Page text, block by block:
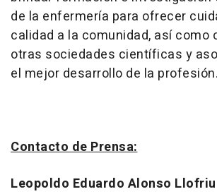
de la enfermería para ofrecer
calidad a la comunidad, así como
otras sociedades científicas y
el mejor desarrollo de la profesión.
Contacto de Prensa:
Leopoldo Eduardo Alonso Llofriu